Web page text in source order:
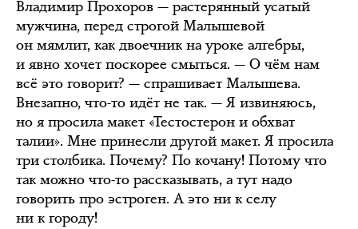
Владимир Прохоров — растерянный усатый
мужчина, перед строгой Малышевой
он мямлит, как двоечник на уроке алгебры,
и явно хочет поскорее смыться. — О чём нам
всё это говорит? — спрашивает Малышева.
Внезапно, что-то идёт не так. — Я извиняюсь,
но я просила макет «Тестостерон и обхват
талии». Мне принесли другой макет. Я просила
три столбика. Почему? По кочану! Потому что
так можно что-то рассказывать, а тут надо
говорить про эстроген. А это ни к селу
ни к городу!